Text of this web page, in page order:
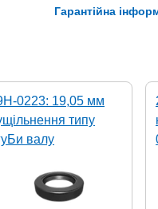
Гарантійна
0223: 19,05 мм
типу
валу